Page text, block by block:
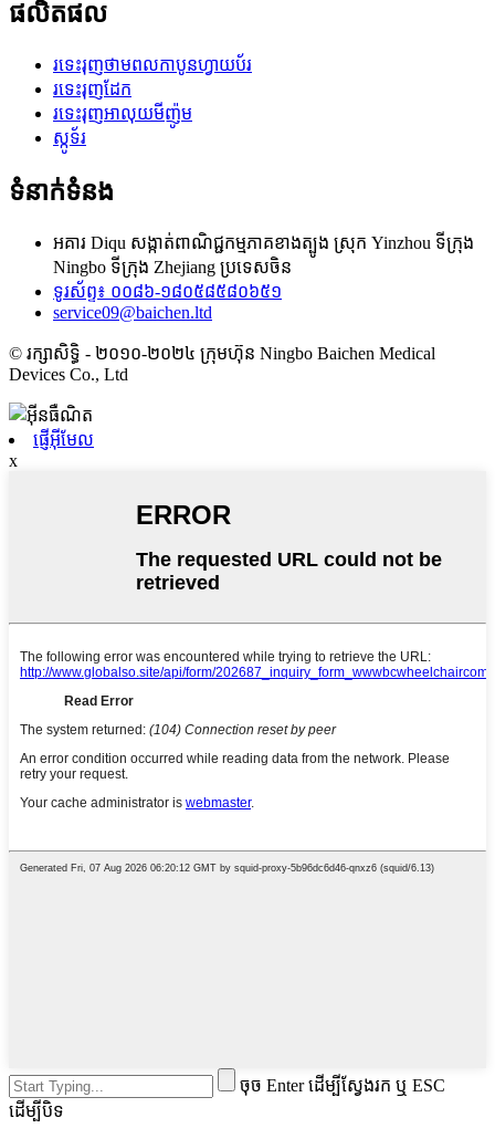
ផលិតផល
រទេះរុញថាមពលកាបូនហ្វាយប័រ
រទេះរុញដែក
រទេះរុញអាលុយមីញ៉ូម
ស្កូទ័រ
ទំនាក់ទំនង
អគារ Diqu សង្កាត់ពាណិជ្ជកម្មភាគខាងត្បូង ស្រុក Yinzhou ទីក្រុង
Ningbo ទីក្រុង Zhejiang ប្រទេសចិន
ទូរស័ព្ទ៖ ០០៨៦-១៨០៥៨៥៨០៦៥១
service09@baichen.ltd
© រក្សាសិទ្ធិ - ២០១០-២០២៤ ក្រុមហ៊ុន Ningbo Baichen Medical
Devices Co., Ltd
ផ្ញើអ៊ីមែល
x
ចុច Enter ដើម្បីស្វែងរក ឬ ESC
ដើម្បីបិទ